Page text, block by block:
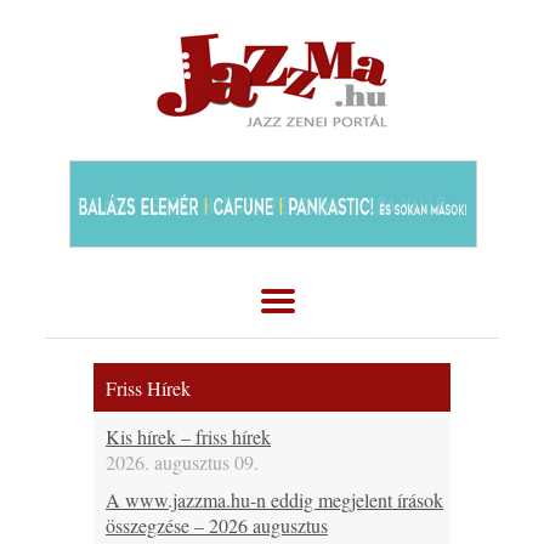
Friss Hírek
Kis hírek – friss hírek
2026. augusztus 09.
A www.jazzma.hu-n eddig megjelent írások
összegzése – 2026 augusztus